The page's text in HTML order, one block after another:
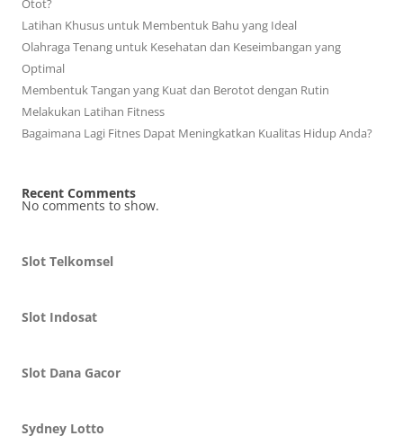
Otot?
Latihan Khusus untuk Membentuk Bahu yang Ideal
Olahraga Tenang untuk Kesehatan dan Keseimbangan yang
Optimal
Membentuk Tangan yang Kuat dan Berotot dengan Rutin
Melakukan Latihan Fitness
Bagaimana Lagi Fitnes Dapat Meningkatkan Kualitas Hidup Anda?
Recent Comments
No comments to show.
Slot Telkomsel
Slot Indosat
Slot Dana Gacor
Sydney Lotto